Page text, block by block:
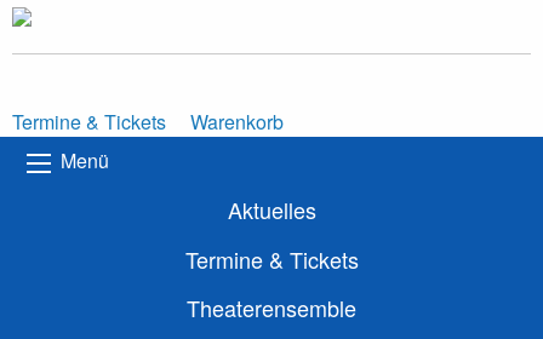
Termine & Tickets
Warenkorb
Menü
Aktuelles
Termine & Tickets
Theaterensemble